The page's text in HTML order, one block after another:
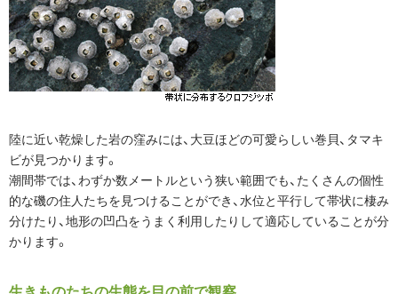
陸に近い乾燥した岩の窪みには、大豆ほどの可愛らしい巻貝、タマキ
ビが見つかります。
潮間帯では、わずか数メートルという狭い範囲でも、たくさんの個性
的な磯の住人たちを見つけることができ、水位と平行して帯状に棲み
分けたり、地形の凹凸をうまく利用したりして適応していることが分
かります。